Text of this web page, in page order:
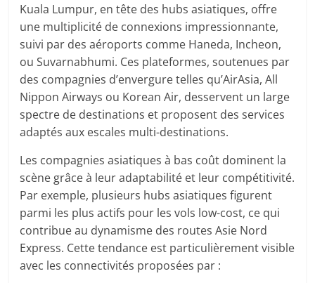
Kuala Lumpur, en tête des hubs asiatiques, offre
une multiplicité de connexions impressionnante,
suivi par des aéroports comme Haneda, Incheon,
ou Suvarnabhumi. Ces plateformes, soutenues par
des compagnies d’envergure telles qu’AirAsia, All
Nippon Airways ou Korean Air, desservent un large
spectre de destinations et proposent des services
adaptés aux escales multi-destinations.
Les compagnies asiatiques à bas coût dominent la
scène grâce à leur adaptabilité et leur compétitivité.
Par exemple, plusieurs hubs asiatiques figurent
parmi les plus actifs pour les vols low-cost, ce qui
contribue au dynamisme des routes Asie Nord
Express. Cette tendance est particulièrement visible
avec les connectivités proposées par :